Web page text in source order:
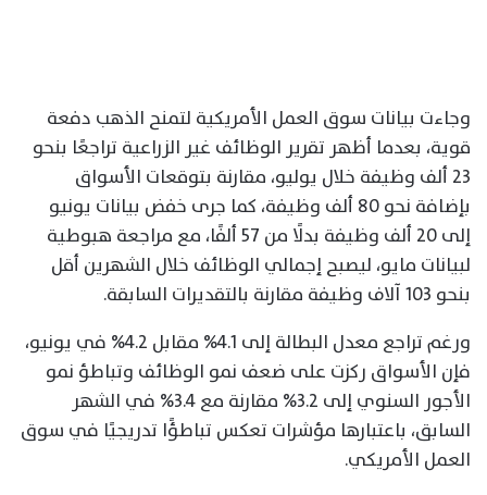
وجاءت بيانات سوق العمل الأمريكية لتمنح الذهب دفعة
قوية، بعدما أظهر تقرير الوظائف غير الزراعية تراجعًا بنحو
23 ألف وظيفة خلال يوليو، مقارنة بتوقعات الأسواق
بإضافة نحو 80 ألف وظيفة، كما جرى خفض بيانات يونيو
إلى 20 ألف وظيفة بدلًا من 57 ألفًا، مع مراجعة هبوطية
لبيانات مايو، ليصبح إجمالي الوظائف خلال الشهرين أقل
بنحو 103 آلاف وظيفة مقارنة بالتقديرات السابقة.
ورغم تراجع معدل البطالة إلى 4.1% مقابل 4.2% في يونيو،
فإن الأسواق ركزت على ضعف نمو الوظائف وتباطؤ نمو
الأجور السنوي إلى 3.2% مقارنة مع 3.4% في الشهر
السابق، باعتبارها مؤشرات تعكس تباطؤًا تدريجيًا في سوق
العمل الأمريكي.